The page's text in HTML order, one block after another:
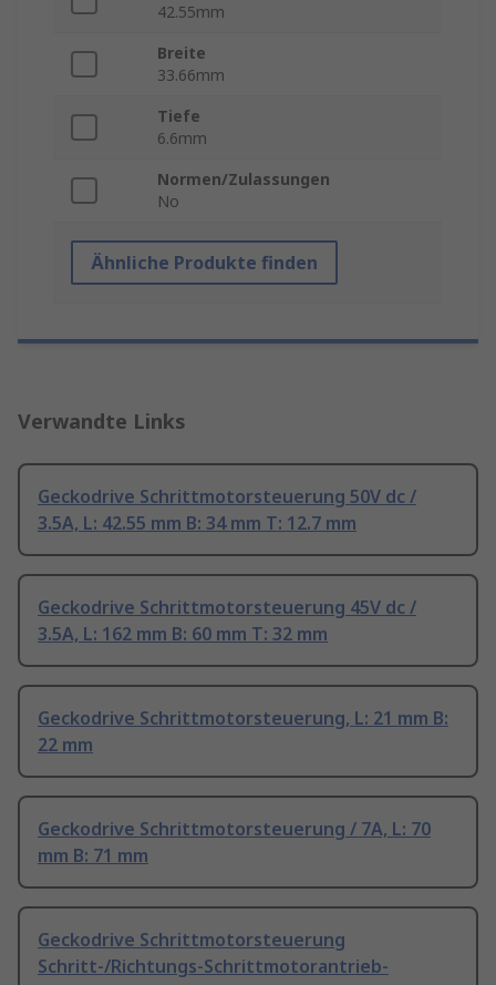
42.55mm
Breite
33.66mm
Tiefe
6.6mm
Normen/Zulassungen
No
Ähnliche Produkte finden
Verwandte Links
Geckodrive Schrittmotorsteuerung 50V dc /
3.5A, L: 42.55 mm B: 34 mm T: 12.7 mm
Geckodrive Schrittmotorsteuerung 45V dc /
3.5A, L: 162 mm B: 60 mm T: 32 mm
Geckodrive Schrittmotorsteuerung, L: 21 mm B:
22 mm
Geckodrive Schrittmotorsteuerung / 7A, L: 70
mm B: 71 mm
Geckodrive Schrittmotorsteuerung
Schritt-/Richtungs-Schrittmotorantrieb-